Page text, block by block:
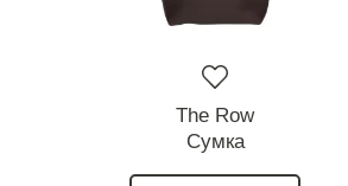
The Row
Сумка